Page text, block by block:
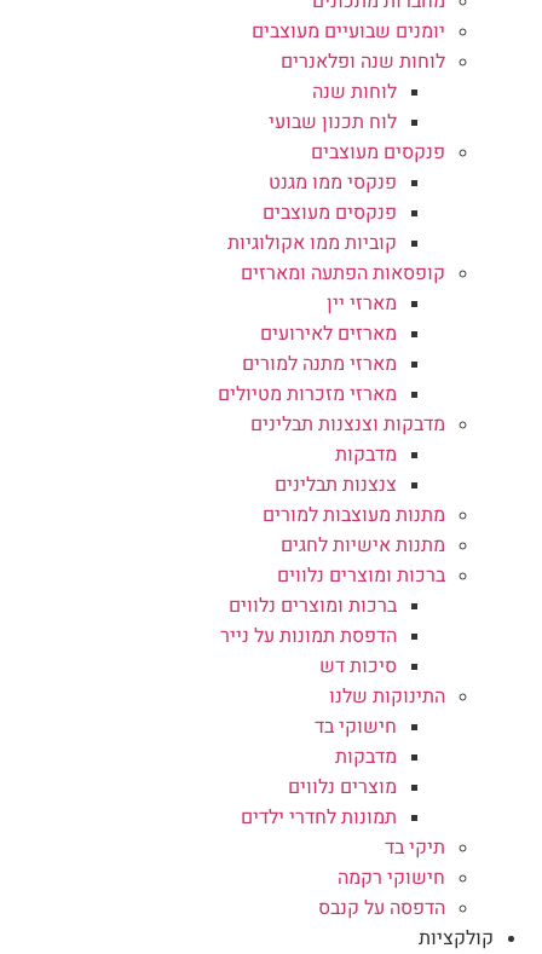
יומנים שבועיים מעוצבים
לוחות שנה ופלאנרים
לוחות שנה
לוח תכנון שבועי
פנקסים מעוצבים
פנקסי ממו מגנט
פנקסים מעוצבים
קוביות ממו אקולוגיות
קופסאות הפתעה ומארזים
מארזי יין
מארזים לאירועים
מארזי מתנה למורים
מארזי מזכרות מטיולים
מדבקות וצנצנות תבלינים
מדבקות
צנצנות תבלינים
מתנות מעוצבות למורים
מתנות אישיות לחגים
ברכות ומוצרים נלווים
ברכות ומוצרים נלווים
הדפסת תמונות על נייר
סיכות דש
התינוקות שלנו
חישוקי בד
מדבקות
מוצרים נלווים
תמונות לחדרי ילדים
תיקי בד
חישוקי רקמה
הדפסה על קנבס
קולקציות